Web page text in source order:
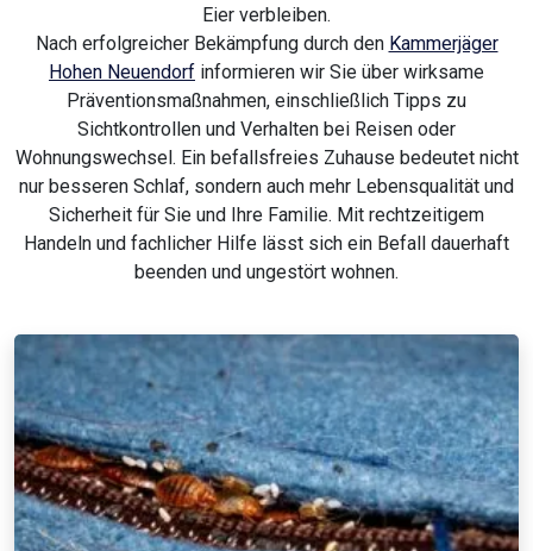
Eier verbleiben.
Nach erfolgreicher Bekämpfung durch den Kammerjäger
Hohen Neuendorf informieren wir Sie über wirksame
Präventionsmaßnahmen, einschließlich Tipps zu
Sichtkontrollen und Verhalten bei Reisen oder
Wohnungswechsel. Ein befallsfreies Zuhause bedeutet nicht
nur besseren Schlaf, sondern auch mehr Lebensqualität und
Sicherheit für Sie und Ihre Familie. Mit rechtzeitigem
Handeln und fachlicher Hilfe lässt sich ein Befall dauerhaft
beenden und ungestört wohnen.